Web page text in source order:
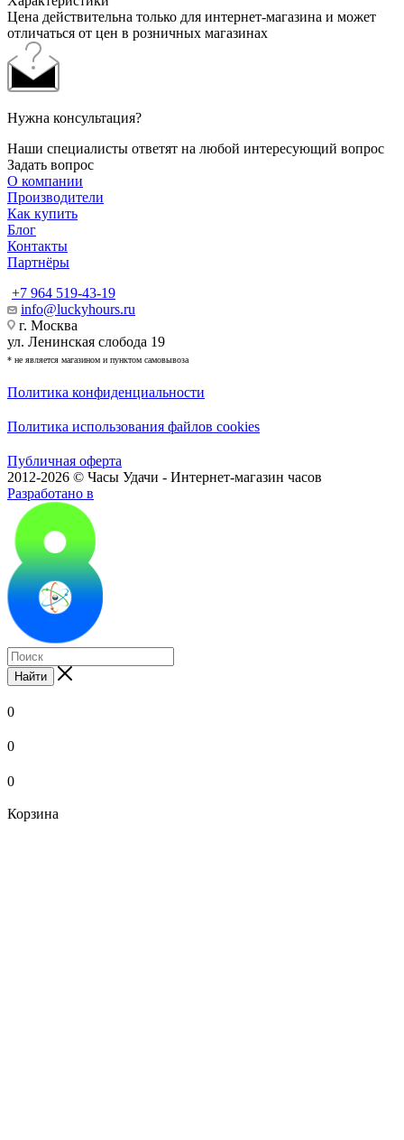
Цена действительна только для интернет-магазина и может
отличаться от цен в розничных магазинах
Нужна консультация?
Наши специалисты ответят на любой интересующий вопрос
Задать вопрос
О компании
Производители
Как купить
Блог
Контакты
Партнёры
+7 964 519-43-19
info@luckyhours.ru
г. Москва
ул. Ленинская слобода 19
* не является магазином и пунктом самовывоза
Политика конфиденциальности
Политика использования файлов cookies
Публичная оферта
2012-2026 © Часы Удачи - Интернет-магазин часов
Разработано в
Найти
0
0
0
Корзина